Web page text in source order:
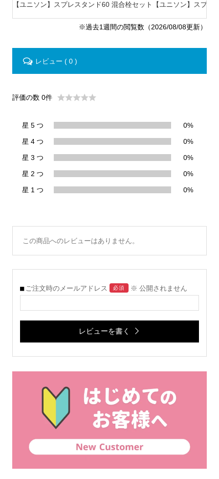
【ユニソン】スプレスタンド60 混合栓セット 【ユニソン】スプ
※過去1週間の閲覧数（2026/08/08更新）
レビュー ( 0 )
評価の数 0件
星 5 つ 0%
星 4 つ 0%
星 3 つ 0%
星 2 つ 0%
星 1 つ 0%
この商品へのレビューはありません。
ご注文時のメールアドレス 必須 ※ 公開されません
レビューを書く